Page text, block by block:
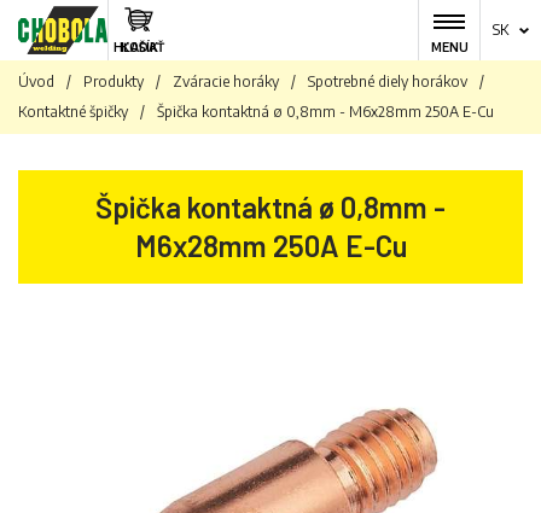
MENU
KOŠÍK
SK
HĽADAŤ
Úvod / Produkty / Zváracie horáky / Spotrebné diely horákov
/
Kontaktné špičky
/ Špička kontaktná ø 0,8mm - M6x28mm 250A E-Cu
Špička kontaktná ø 0,8mm -
M6x28mm 250A E-Cu